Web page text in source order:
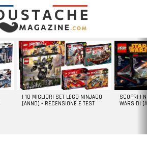
I 10 MIGLIORI SET LEGO NINJAGO
[ANNO] – RECENSIONE E TEST
SCOPRI I
WARS DI